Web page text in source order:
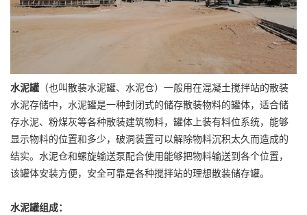
水泥罐 （也叫散装水泥罐、水泥仓）一般用在混凝土搅拌站的散装
水泥存储中，水泥罐是一种封闭式的储存散装物料的罐体，适合储
存水泥、粉煤灰等各种散装建筑物料，罐体上装有料位系统，能够
显示物料的位置和多少，破洞装置可以解除物料沉积太久而造成的
结实。水泥仓和螺旋输送泵配合使用能够把物料输送到各个位置，
该罐体安装方便，安全可靠是各种搅拌站的理想散装储存罐。
水泥罐组成：